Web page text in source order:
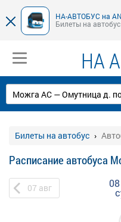
НА-АВТОБУС на
Билеты на
НА
Билеты на автобус
Расписание автобуса
07 авг